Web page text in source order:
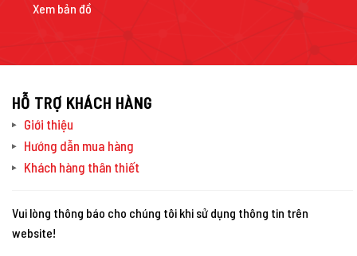
Xem bản đồ
HỖ TRỢ KHÁCH HÀNG
Giới thiệu
Hướng dẫn mua hàng
Khách hàng thân thiết
Vui lòng thông báo cho chúng tôi khi sử dụng thông tin trên
website!